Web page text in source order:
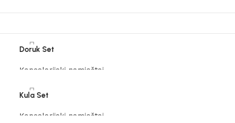
Doruk Set
Kancelarijski namještaj
Kula Set
Kancelarijski namještaj